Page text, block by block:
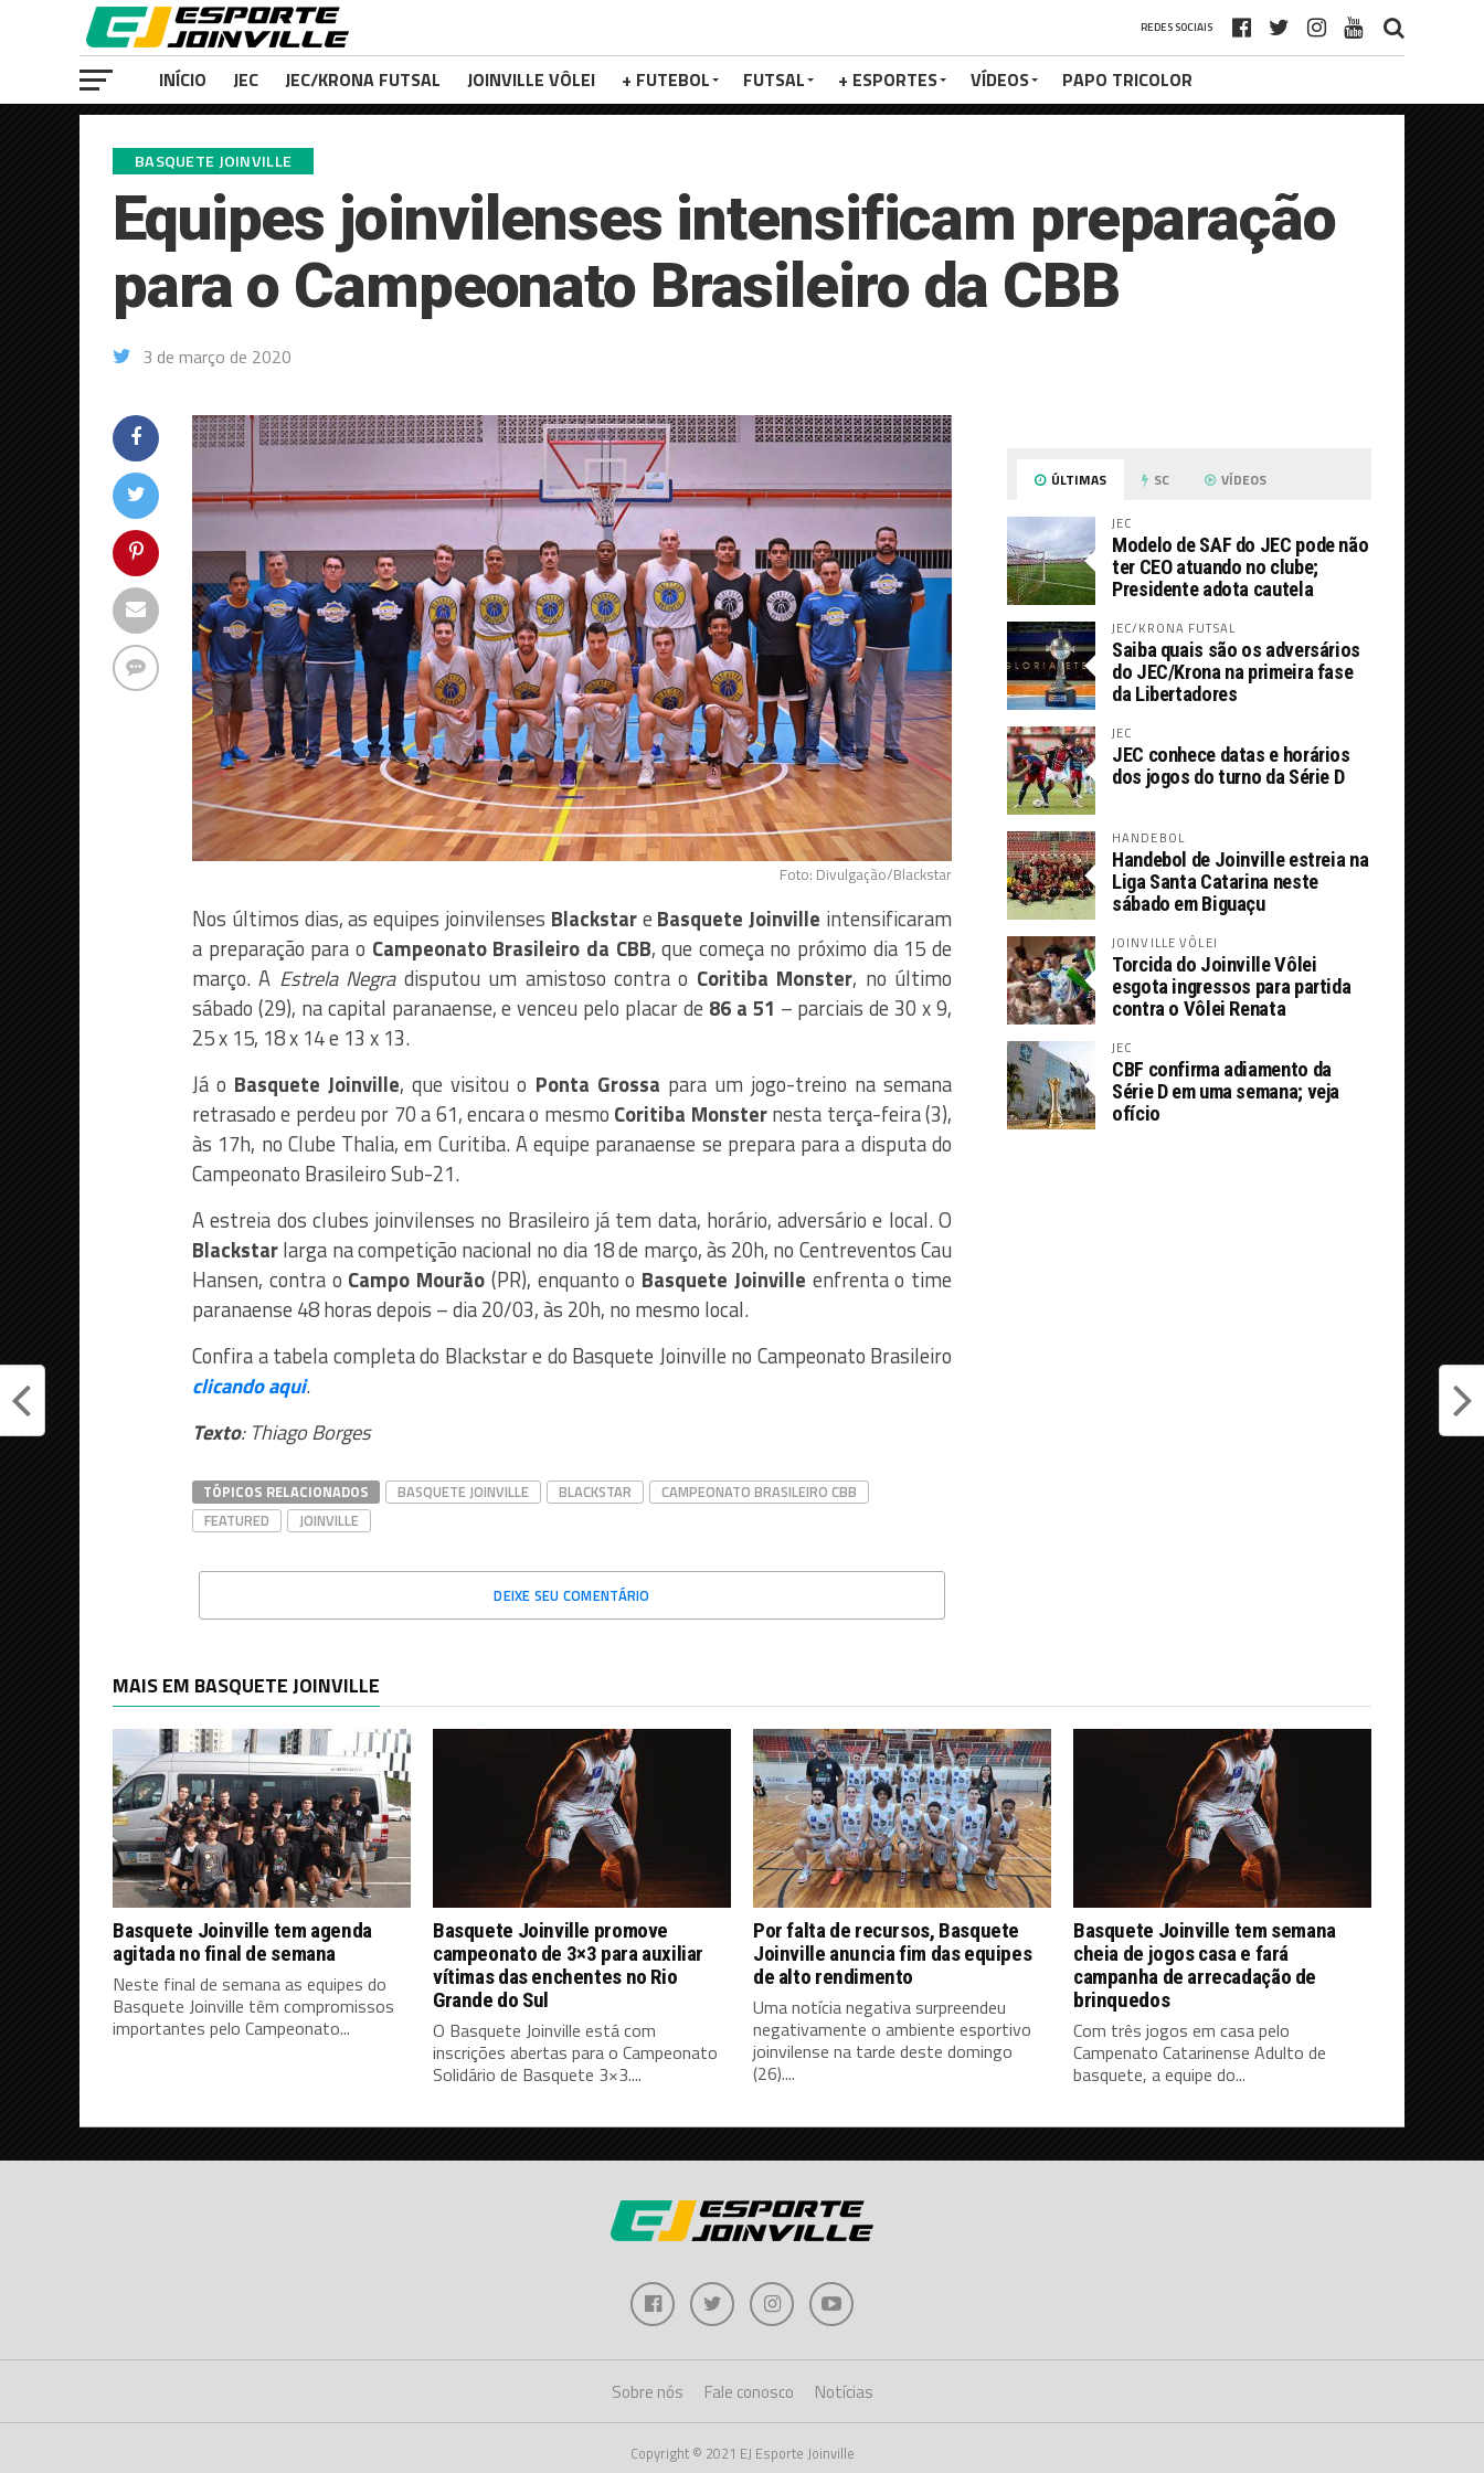
REDES SOCIAIS
INÍCIO JEC JEC/KRONA FUTSAL JOINVILLE VÔLEI + FUTEBOL FUTSAL + ESPORTES VÍDEOS PAPO TRICOLOR
BASQUETE JOINVILLE
Equipes joinvilenses intensificam preparação
para o Campeonato Brasileiro da CBB
3 de março de 2020
Foto: Divulgação/Blackstar
Nos últimos dias, as equipes joinvilenses Blackstare Basquete Joinville intensificaram
a preparação para o Campeonato Brasileiro da CBB, que começa no próximo dia 15 de
março. A Estrela Negradisputou um amistoso contra o Coritiba Monster, no último
sábado (29), na capital paranaense, e venceu pelo placar de 86 a 51 – parciais de 30 x 9,
25 x 15, 18 x 14 e 13 x 13.
Já o Basquete Joinville, que visitou o Ponta Grossa para um jogo-treino na semana
retrasado e perdeu por 70 a 61, encara o mesmo Coritiba Monsternesta terça-feira (3),
às 17h, no Clube Thalia, em Curitiba. A equipe paranaense se prepara para a disputa do
Campeonato Brasileiro Sub-21.
A estreia dos clubes joinvilenses no Brasileiro já tem data, horário, adversário e local. O
Blackstarlarga na competição nacional no dia 18 de março, às 20h, no Centreventos Cau
Hansen, contra o Campo Mourão (PR), enquanto o Basquete Joinville enfrenta o time
paranaense 48 horas depois – dia 20/03, às 20h, no mesmo local.
Confira a tabela completa do Blackstar e do Basquete Joinville no Campeonato Brasileiro
clicando aqui.
Texto: Thiago Borges
TÓPICOS RELACIONADOS BASQUETE JOINVILLE BLACKSTAR
CAMPEONATO BRASILEIRO CBB
FEATURED
JOINVILLE
DEIXE SEU COMENTÁRIO
ÚLTIMAS SC VÍDEOS
JEC
Modelo de SAF do JEC pode não
ter CEO atuando no clube;
Presidente adota cautela
JEC/KRONA FUTSAL
Saiba quais são os adversários
do JEC/Krona na primeira fase
da Libertadores
JEC
JEC conhece datas e horários
dos jogos do turno da Série D
HANDEBOL
Handebol de Joinville estreia na
Liga Santa Catarina neste
sábado em Biguaçu
JOINVILLE VÔLEI
Torcida do Joinville Vôlei
esgota ingressos para partida
contra o Vôlei Renata
JEC
CBF confirma adiamento da
Série D em uma semana; veja
ofício
MAIS EM BASQUETE JOINVILLE
Basquete Joinville tem agenda
agitada no final de semana
Neste final de semana as equipes do
Basquete Joinville têm compromissos
importantes pelo Campeonato...
Basquete Joinville promove
campeonato de 3×3 para auxiliar
vítimas das enchentes no Rio
Grande do Sul
O Basquete Joinville está com
inscrições abertas para o Campeonato
Solidário de Basquete 3×3....
Por falta de recursos, Basquete
Joinville anuncia fim das equipes
de alto rendimento
Uma notícia negativa surpreendeu
negativamente o ambiente esportivo
joinvilense na tarde deste domingo
(26)....
Basquete Joinville tem semana
cheia de jogos casa e fará
campanha de arrecadação de
brinquedos
Com três jogos em casa pelo
Campenato Catarinense Adulto de
basquete, a equipe do...
Sobre nós Fale conosco Notícias
Copyright © 2021 EJ Esporte Joinville